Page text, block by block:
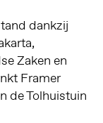
dankzij
Zaken en
Framer
de Tolhuistuin